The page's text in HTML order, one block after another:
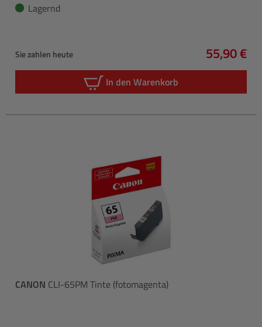
Lagernd
Sie zahlen heute 55,90 €
In den Warenkorb
CANON CLI-65PM Tinte (fotomagenta)